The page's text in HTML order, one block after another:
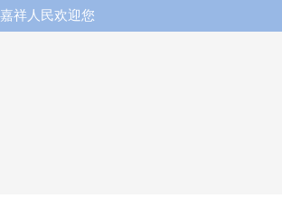
嘉祥人民欢迎您